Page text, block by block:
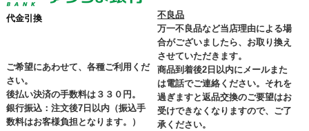
代金引換
ご希望にあわせて、各種ご利用くだ
さい。
後払い決済の手数料は３３０円。
銀行振込：注文後7日以内（振込手
数料はお客様負担となります。）
不良品
万一不良品など当店理由による場
合がございましたら、お取り換え
させていただきます。
商品到着後2日以内にメールまた
は電話でご連絡ください。それを
過ぎますと返品交換のご要望はお
受けできなくなりますので、ご了
承ください。